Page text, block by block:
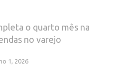
o quarto mês na
no varejo
1, 2026